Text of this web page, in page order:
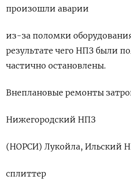
произошли аварии
из-за поломки
результате чего НПЗ были
частично остановлены.
Внеплановые ремонты
Нижегородский НПЗ
(НОРСИ) Лукойла, Ильский
сплиттер